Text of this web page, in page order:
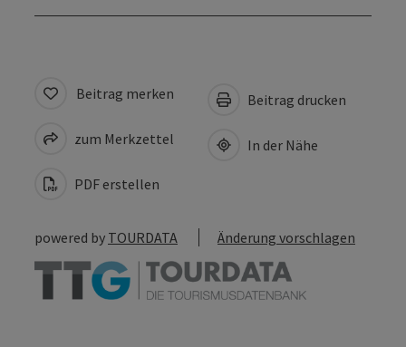
Beitrag merken
zum Merkzettel
PDF erstellen
Beitrag drucken
In der Nähe
powered by TOURDATA Änderung vorschlagen